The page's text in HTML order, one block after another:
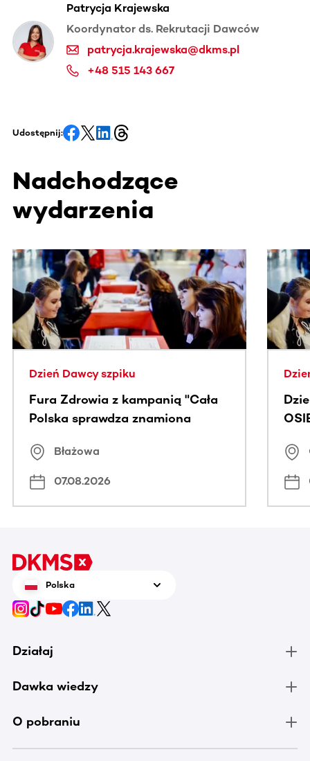
Patrycja Krajewska
Koordynator ds. Rekrutacji Dawców
patrycja.krajewska@dkms.pl
+48 515 143 667
Udostępnij:
Nadchodzące
wydarzenia
Ta sekcja zawiera treści przewijane w poziomie. Użyj
Dzień Dawcy szpiku
Fura Zdrowia z kampanią "Cała
Polska sprawdza znamiona
Błażowa
07.08.2026
Polska
Działaj
Dawka wiedzy
O pobraniu